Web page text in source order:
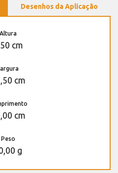
Desenhos da Aplicação
Altura
cm
cm
cm
Peso
g